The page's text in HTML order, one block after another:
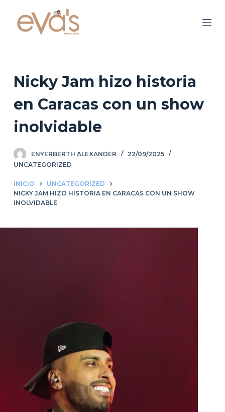
e
n
d
Nicky Jam hizo historia
en Caracas con un show
inolvidable
ENYERBERTH ALEXANDER
22/09/2025
UNCATEGORIZED
INICIO
UNCATEGORIZED
NICKY JAM HIZO HISTORIA EN CARACAS CON UN SHOW
INOLVIDABLE